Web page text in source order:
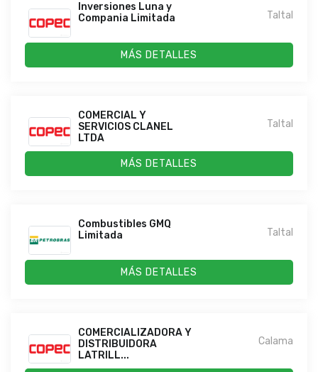
Inversiones Luna y
Compania Limitada
Taltal
MÁS DETALLES
COMERCIAL Y
SERVICIOS CLANEL
LTDA
Taltal
MÁS DETALLES
Combustibles GMQ
Limitada
Taltal
MÁS DETALLES
COMERCIALIZADORA Y
DISTRIBUIDORA
LATRILL...
Calama